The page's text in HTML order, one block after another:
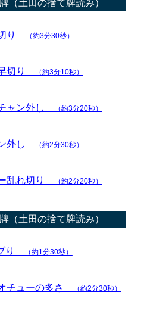
（土田の捨て牌読み）
り （約3分30秒）
切り （約3分10秒）
ャン外し （約3分20秒）
外し （約2分30秒）
乱れ切り （約2分20秒）
（土田の捨て牌読み）
り （約1分30秒）
チューの多さ （約2分30秒）